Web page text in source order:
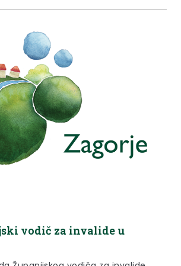
vodič za invalide u